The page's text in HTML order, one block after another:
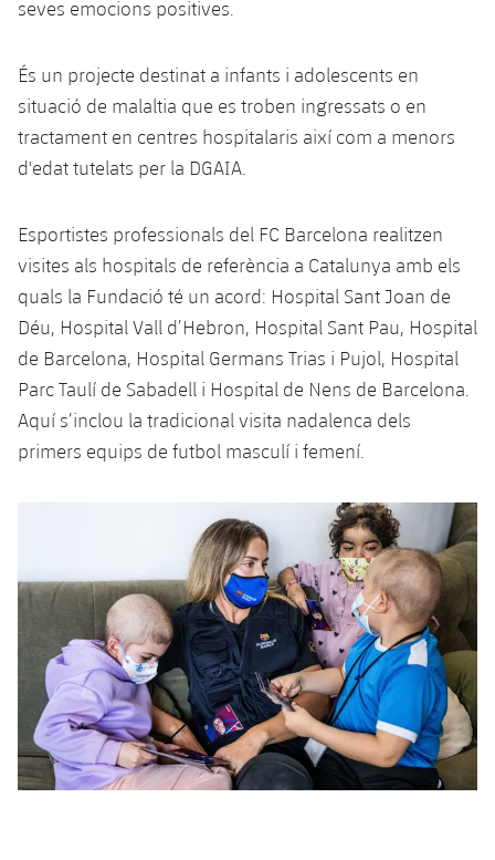
seves emocions positives.
És un projecte destinat a infants i adolescents en
situació de malaltia que es troben ingressats o en
tractament en centres hospitalaris així com a menors
d'edat tutelats per la DGAIA.
Esportistes professionals del FC Barcelona realitzen
visites als hospitals de referència a Catalunya amb els
quals la Fundació té un acord: Hospital Sant Joan de
Déu, Hospital Vall d’Hebron, Hospital Sant Pau, Hospital
de Barcelona, Hospital Germans Trias i Pujol, Hospital
Parc Taulí de Sabadell i Hospital de Nens de Barcelona.
Aquí s’inclou la tradicional visita nadalenca dels
primers equips de futbol masculí i femení.